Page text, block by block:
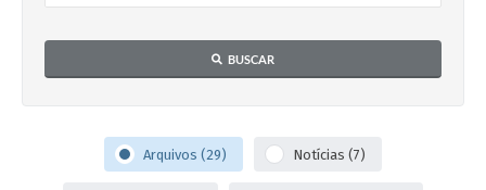
BUSCAR
Arquivos (29) Notícias (7)